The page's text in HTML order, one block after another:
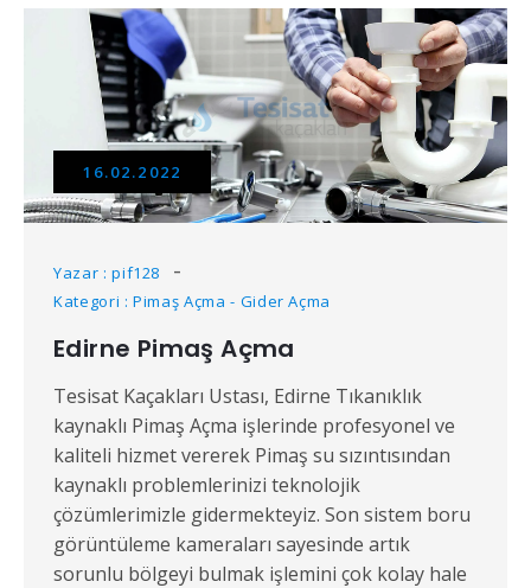
16.02.2022
Yazar : pif128
Kategori : Pimaş Açma - Gider Açma
Edirne Pimaş Açma
Tesisat Kaçakları Ustası, Edirne Tıkanıklık
kaynaklı Pimaş Açma işlerinde profesyonel ve
kaliteli hizmet vererek Pimaş su sızıntısından
kaynaklı problemlerinizi teknolojik
çözümlerimizle gidermekteyiz. Son sistem boru
görüntüleme kameraları sayesinde artık
sorunlu bölgeyi bulmak işlemini çok kolay hale